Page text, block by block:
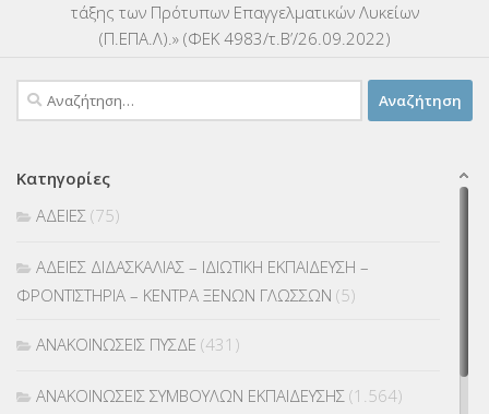
τάξης των Πρότυπων Επαγγελματικών Λυκείων
(Π.ΕΠΑ.Λ).» (ΦΕΚ 4983/τ.Β’/26.09.2022)
Αναζήτηση
για:
Κατηγορίες
ΑΔΕΙΕΣ (75)
ΑΔΕΙΕΣ ΔΙΔΑΣΚΑΛΙΑΣ – ΙΔΙΩΤΙΚΗ ΕΚΠΑΙΔΕΥΣΗ –
ΦΡΟΝΤΙΣΤΗΡΙΑ – ΚΕΝΤΡΑ ΞΕΝΩΝ ΓΛΩΣΣΩΝ (5)
ΑΝΑΚΟΙΝΩΣΕΙΣ ΠΥΣΔΕ (431)
ΑΝΑΚΟΙΝΩΣΕΙΣ ΣΥΜΒΟΥΛΩΝ ΕΚΠΑΙΔΕΥΣΗΣ (1.564)